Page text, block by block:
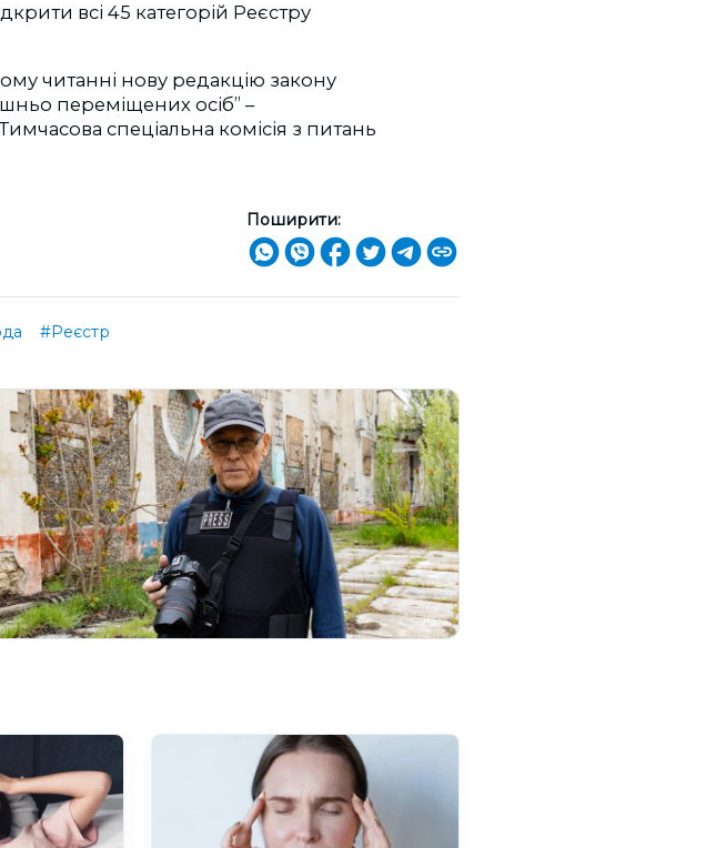
всі 45 категорій Реєстру
читанні нову редакцію закону
переміщених осіб” –
спеціальна комісія з питань
Поширити:
#Реєстр